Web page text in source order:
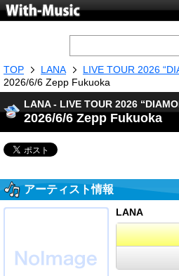
TOP LANA
LIVE TOUR 2026
2026/6/6 Zepp Fukuoka
LANA - LIVE TOUR 2026
2026/6/6 Zepp Fukuoka
アーティスト情報
LANA